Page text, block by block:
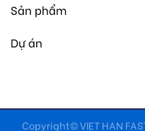
Sản phẩm
Dự án
Copyright© VIET HAN